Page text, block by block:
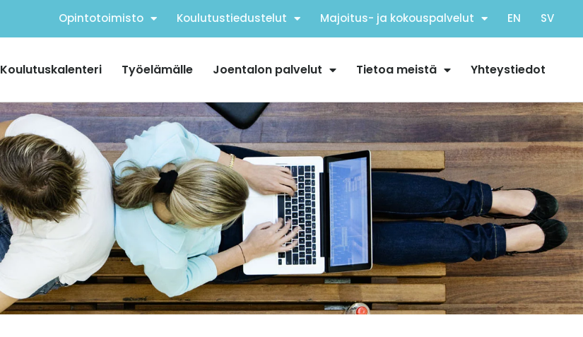
Opintotoimisto Koulutustiedustelut Majoitus- ja kokouspalvelut EN SV
Koulutuskalenteri Työelämälle Joentalon palvelut Tietoa meistä Yhteystiedot